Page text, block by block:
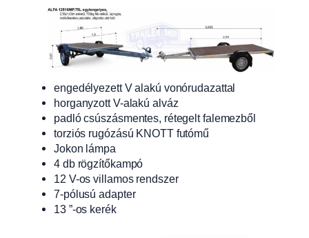
engedélyezett V alakú vonórudazattal
horganyzott V-alakú alváz
padló csúszásmentes, rétegelt falemezből
torziós rugózású KNOTT futómű
Jokon lámpa
4 db rögzítőkampó
12 V-os villamos rendszer
7-pólusú adapter
13 ”-os kerék